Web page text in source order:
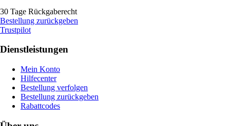
30 Tage Rückgaberecht
Bestellung zurückgeben
Trustpilot
Dienstleistungen
Mein Konto
Hilfecenter
Bestellung verfolgen
Bestellung zurückgeben
Rabattcodes